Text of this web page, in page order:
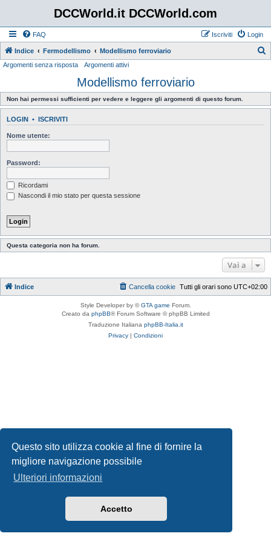
Questo sito utilizza cookie al fine di fornire la
migliore navigazione possibile
Ulteriori informazioni
Accetto
DCCWorld.it DCCWorld.com
FAQ Login
Iscriviti
Indice Fermodellismo Modellismo ferroviario
c
a
Argomenti senza risposta Argomenti attivi
Modellismo ferroviario
Non hai permessi sufficienti per vedere e leggere gli argomenti di questo forum.
LOGIN • ISCRIVITI
Nome utente:
Password:
Ricordami
Nascondi il mio stato per questa sessione
Questa categoria non ha forum.
Vai a
Indice Tutti gli orari sono UTC+02:00
Cancella cookie
Style Developer by ©GTA game Forum.
Creato da phpBB® Forum Software © phpBB Limited
Traduzione Italiana phpBB-Italia.it
Privacy | Condizioni